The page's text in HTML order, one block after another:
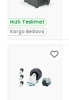
Hızlı Teslimat
Kargo Bedava